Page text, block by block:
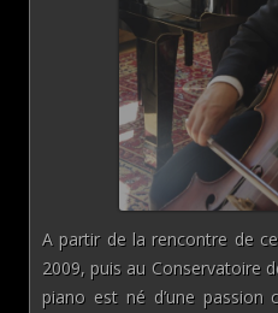
A partir de la rencontre de
2009, puis au Conservatoire
piano est né d’une passion